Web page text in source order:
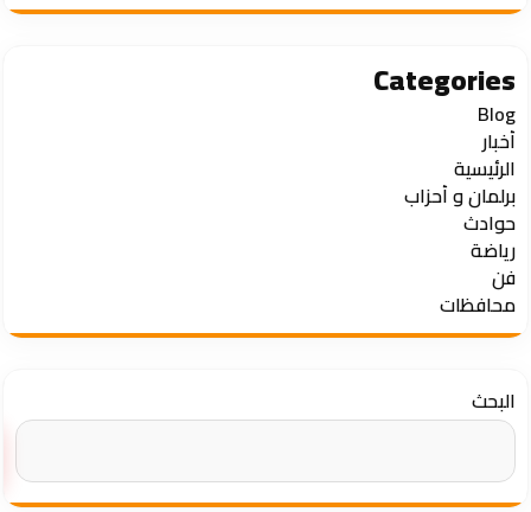
Categories
Blog
أخبار
الرئيسية
برلمان و أحزاب
حوادث
رياضة
فن
محافظات
البحث